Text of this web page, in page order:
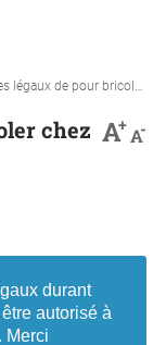
de pour bricoler chez soi
chez A+A-
durant
autorisé à
Merci